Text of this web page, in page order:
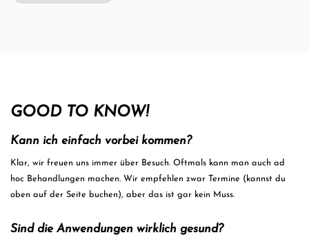
GOOD TO KNOW!
Kann ich einfach vorbei kommen?
Klar, wir freuen uns immer über Besuch. Oftmals kann man auch ad
hoc Behandlungen machen. Wir empfehlen zwar Termine (kannst du
oben auf der Seite buchen), aber das ist gar kein Muss.
Sind die Anwendungen wirklich gesund?